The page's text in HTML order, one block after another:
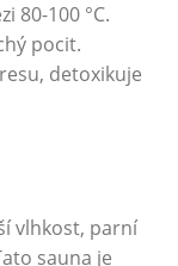
80-100 °C.
pocit.
detoxikuje⁤
vlhkost, parní
sauna je